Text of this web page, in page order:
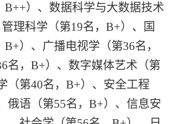
B++）、数据科学与大数据技术
管理科学（第19名，B+）、国
）、广播电视学（第36名，
名，B+）、数字媒体艺术（第
（第40名，B+）、安全工程
俄语（第55名，B+）、信息安